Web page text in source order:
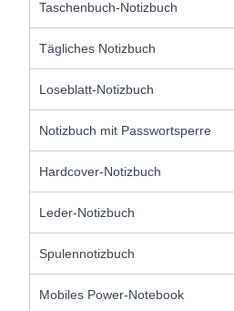
Taschenbuch-Notizbuch
Tägliches Notizbuch
Loseblatt-Notizbuch
Notizbuch mit Passwortsperre
Hardcover-Notizbuch
Leder-Notizbuch
Spulennotizbuch
Mobiles Power-Notebook